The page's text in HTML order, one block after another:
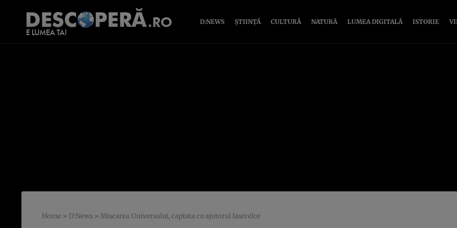
D:NEWS ȘTIINȚĂ CULTURĂ NATURĂ LUMEA DIGITALĂ ISTORIE
Home » D:News » Miscarea Universului, captata cu ajutorul laserelor